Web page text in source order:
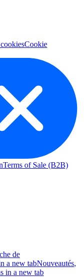
Cookie
Terms of Sale (B2B)
de
a new tabNouveautés,
in a new tab